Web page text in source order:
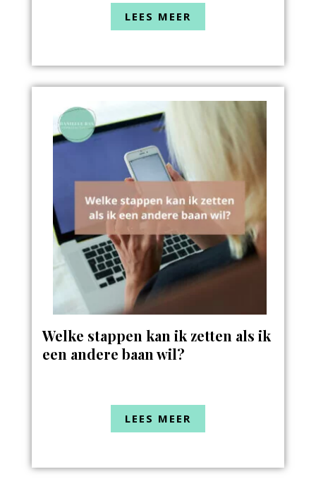
LEES MEER
Welke stappen kan ik zetten als ik
een andere baan wil?
LEES MEER